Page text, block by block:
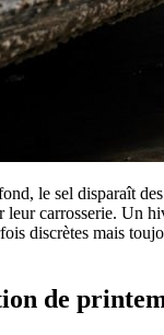
le sel disparaît
leur carrosserie. Un
discrètes mais
de